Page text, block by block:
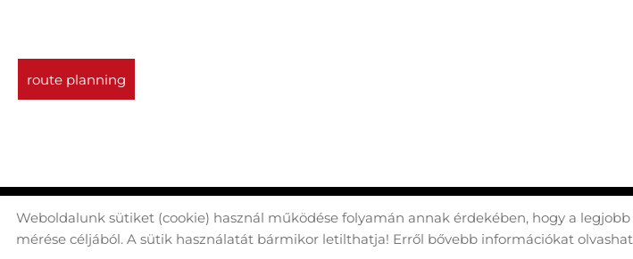
route planning
© 2026 - Minden jog fenntartva Site
Weboldalunk sütiket (cookie) használ működése folyamán annak érdekében, hogy a
mérése céljából. A sütik használatát bármikor letilthatja! Erről bővebb információkat